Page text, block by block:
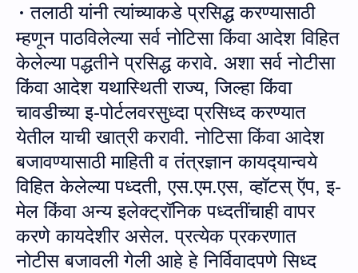
· तलाठी यांनी त्‍यांच्याकडे प्रसिद्ध करण्यासाठी
म्हणून पाठविलेल्या सर्व नोटिसा किंवा आदेश विहित
केलेल्या पद्धतीने प्रसिद्ध करावे. अशा सर्व नोटीसा
किंवा आदेश यथास्‍थिती राज्‍य, जिल्‍हा किंवा
चावडीच्‍या इ-पोर्टलवरसुध्‍दा प्रसिध्‍द करण्‍यात
येतील याची खात्री करावी.नोटिसा किंवा आदेश
बजावण्‍यासाठी माहिती व तंत्रज्ञान कायद्‍यान्‍वये
विहित केलेल्‍या पध्‍दती, एस.एम.एस, व्‍हॉटस् ऍप, इ-
मेल किंवा अन्‍य इलेक्‍ट्रॉनिक पध्‍दतींचाही वापर
करणे कायदेशीर असेल. प्रत्‍येक प्रकरणात
नोटीस बजावली गेली आहे हे निर्विवादपणे सिध्‍द